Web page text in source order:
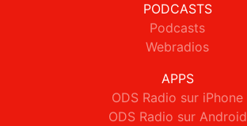
PODCASTS
Podcasts
Webradios
APPS
ODS Radio sur iPhone
ODS Radio sur Android